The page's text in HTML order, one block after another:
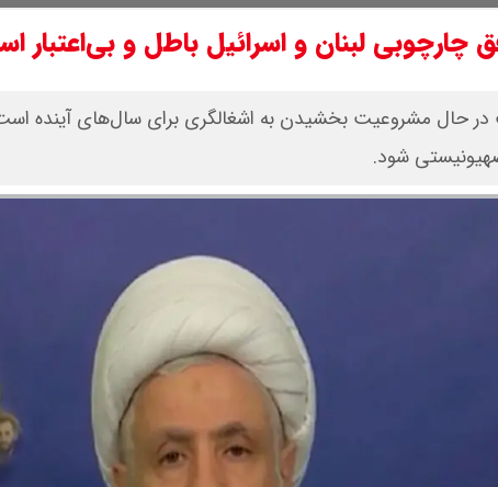
چارچوبی لبنان و اسرائیل باطل و بی‌اعتبار
در حال مشروعیت بخشیدن به اشغالگری برای سال‌های آینده
شود.